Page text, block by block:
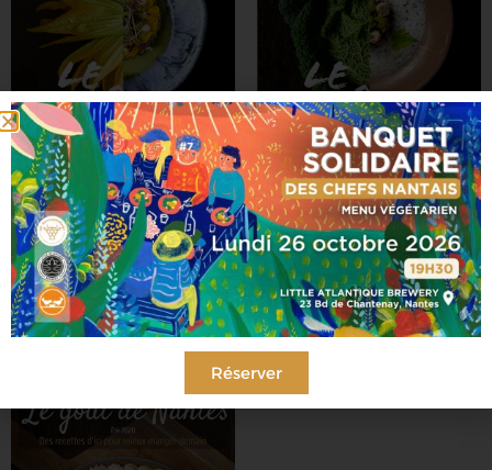
Le Goût de Nantes – Tome 2 –
Printemps / Été (2021)
25€
Ajouter au panier
Le Goût de Nantes – Tome 1 –
Automne / Hiver (2020)
25€
Lire la suite
Réserver